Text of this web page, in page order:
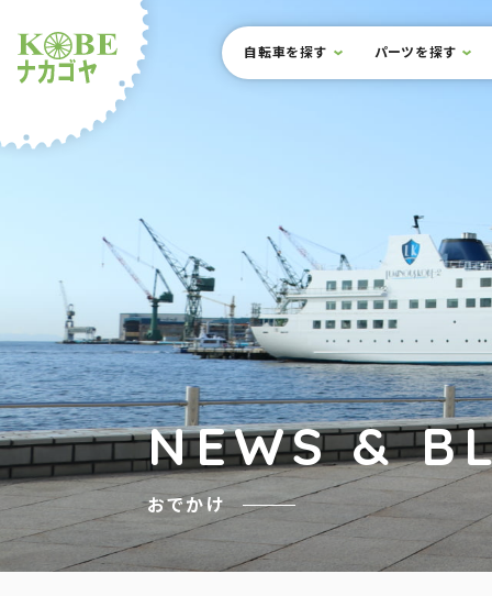
サイト内メニュー
本文までスキップ
自転車を探す パーツを探す
NEWS &
おでかけ